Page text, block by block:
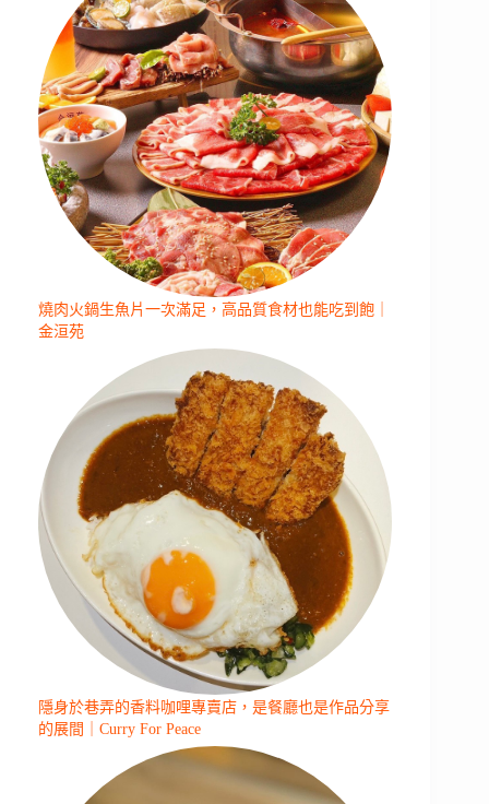
燒肉火鍋生魚片一次滿足，高品質食材也能吃到飽｜
金洹苑
隱身於巷弄的香料咖哩專賣店，是餐廳也是作品分享
的展間｜Curry For Peace